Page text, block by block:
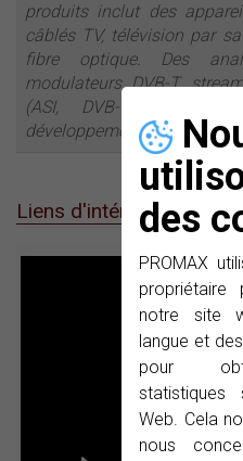
des
PROMAX
propriétaire
notre site
langue et
pour
Web. Cela
nous
produits inclut des
câblés TV, télévision par
fibre optique. Des
modulateurs DVB-T,
(ASI, DVB-T) se
développements.
Liens d'intérêt